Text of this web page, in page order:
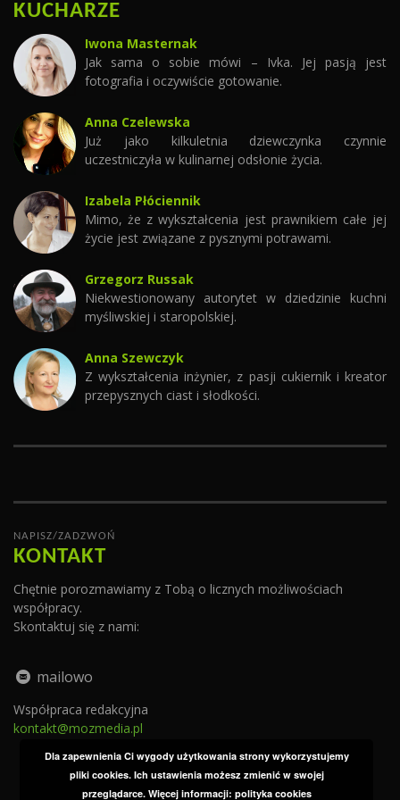
KUCHARZE
Iwona Masternak
Jak sama o sobie mówi – Ivka. Jej pasją jest
fotografia i oczywiście gotowanie.
Anna Czelewska
Już jako kilkuletnia dziewczynka czynnie
uczestniczyła w kulinarnej odsłonie życia.
Izabela Płóciennik
Mimo, że z wykształcenia jest prawnikiem całe jej
życie jest związane z pysznymi potrawami.
Grzegorz Russak
Niekwestionowany autorytet w dziedzinie kuchni
myśliwskiej i staropolskiej.
Anna Szewczyk
Z wykształcenia inżynier, z pasji cukiernik i kreator
przepysznych ciast i słodkości.
NAPISZ/ZADZWOŃ
KONTAKT
Chętnie porozmawiamy z Tobą o licznych możliwościach
współpracy.
Skontaktuj się z nami:
mailowo
Współpraca redakcyjna
kontakt@mozmedia.pl
Dla zapewnienia Ci wygody użytkowania strony wykorzystujemy
pliki cookies. Ich ustawienia możesz zmienić w swojej
przeglądarce. Więcej informacji: polityka cookies